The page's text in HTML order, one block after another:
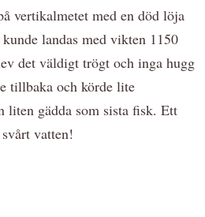
vertikalmetet med en död löja
landas med vikten 1150
det väldigt trögt och inga hugg
tillbaka och körde lite
liten gädda som sista fisk. Ett
vatten!